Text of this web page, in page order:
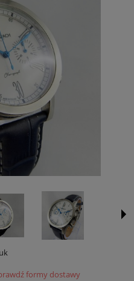
formy dostawy